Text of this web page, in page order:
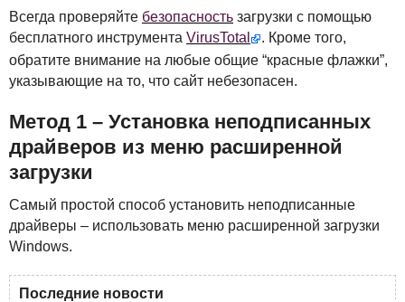
Всегда проверяйте безопасность загрузки с помощью
бесплатного инструмента VirusTotal
. Кроме того,
обратите внимание на любые общие “красные флажки”,
указывающие на то, что сайт небезопасен.
Метод 1 – Установка неподписанных
драйверов из меню расширенной
загрузки
Самый простой способ установить неподписанные
драйверы – использовать меню расширенной загрузки
Windows.
Последние новости